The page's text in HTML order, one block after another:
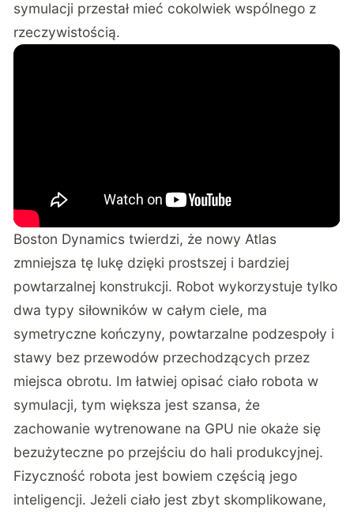
symulacji przestał mieć cokolwiek wspólnego z
rzeczywistością.
Boston Dynamics twierdzi, że nowy Atlas
zmniejsza tę lukę dzięki prostszej i bardziej
powtarzalnej konstrukcji. Robot wykorzystuje tylko
dwa typy siłowników w całym ciele, ma
symetryczne kończyny, powtarzalne podzespoły i
stawy bez przewodów przechodzących przez
miejsca obrotu. Im łatwiej opisać ciało robota w
symulacji, tym większa jest szansa, że
zachowanie wytrenowane na GPU nie okaże się
bezużyteczne po przejściu do hali produkcyjnej.
Fizyczność robota jest bowiem częścią jego
inteligencji. Jeżeli ciało jest zbyt skomplikowane,